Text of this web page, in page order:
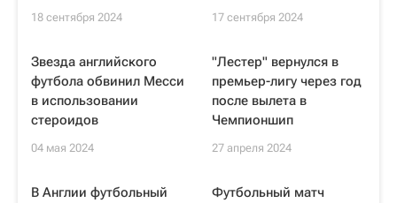
18 сентября 2024 17 сентября 2024
Звезда английского
футбола обвинил Месси
в использовании
стероидов
04 мая 2024
"Лестер" вернулся в
премьер-лигу через год
после вылета в
Чемпионшип
27 апреля 2024
В Англии футбольный
Футбольный матч